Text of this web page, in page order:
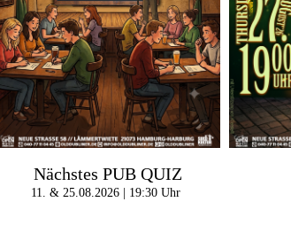
Nächstes PUB QUIZ
11. & 25.08.2026 | 19:30 Uhr